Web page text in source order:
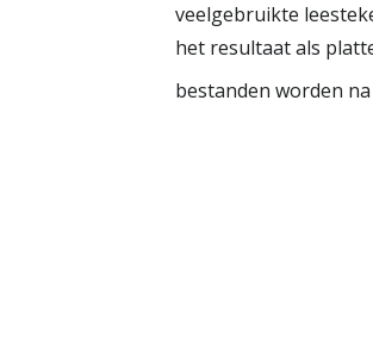
veelgebruikte
het resultaat als
bestanden worden